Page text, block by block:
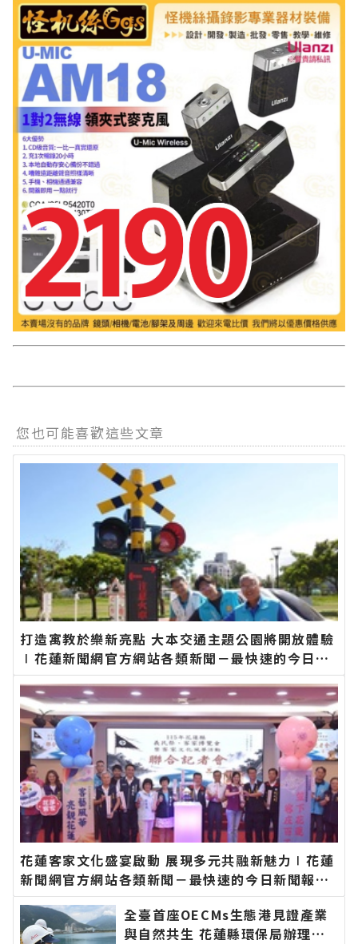
您也可能喜歡這些文章
打造寓教於樂新亮點 大本交通主題公園將開放體驗
∣花蓮新聞網官方網站各類新聞－最快速的今日新
聞報導 最新的在地資訊！
花蓮客家文化盛宴啟動 展現多元共融新魅力∣花蓮
新聞網官方網站各類新聞－最快速的今日新聞報導
最新的在地資訊！
全臺首座OECMs生態港見證產業
與自然共生 花蓮縣環保局辦理海